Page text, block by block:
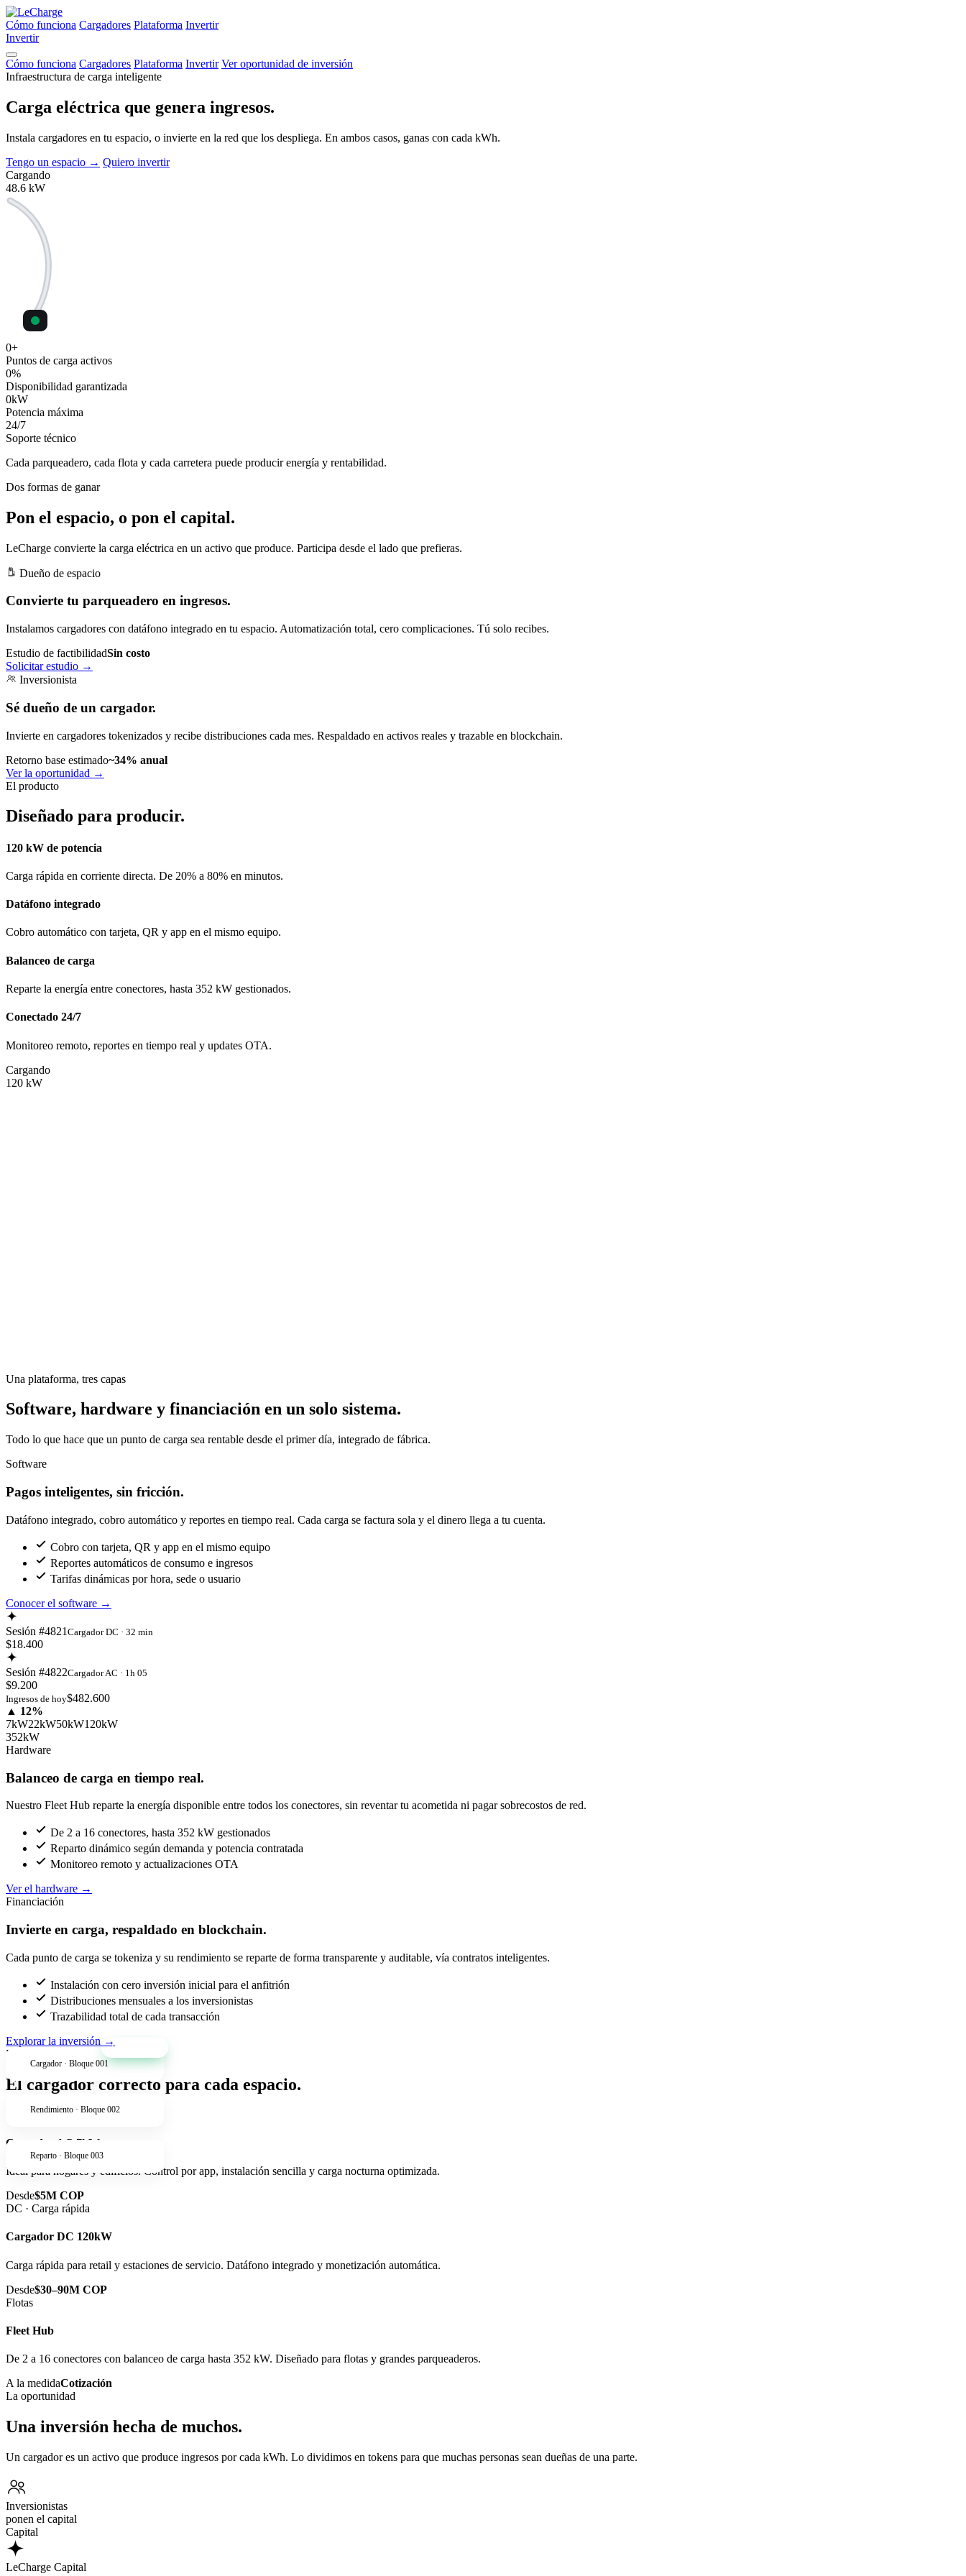
Cómo funciona Cargadores Plataforma Invertir
Invertir
Cómo funciona Cargadores Plataforma Invertir Ver oportunidad de inversión
Infraestructura de carga inteligente
Carga eléctrica que genera ingresos.
Instala cargadores en tu espacio, o invierte en la red que los despliega. En ambos casos, ganas con cada kWh.
Tengo un espacio → Quiero invertir
Cargando
48.6 kW
0+
Puntos de carga activos
0%
Disponibilidad garantizada
0kW
Potencia máxima
24/7
Soporte técnico
Cada parqueadero, cada flota y cada carretera puede producirenergía y rentabilidad.
Dos formas de ganar
Pon el espacio, o pon el capital.
LeCharge convierte la carga eléctrica en un activo que produce. Participa desde el lado que prefieras.
Dueño de espacio
Convierte tu parqueadero en ingresos.
Instalamos cargadores con datáfono integrado en tu espacio. Automatización total, cero complicaciones. Tú solo recibes.
Estudio de factibilidadSin costo
Solicitar estudio →
Inversionista
Sé dueño de un cargador.
Invierte en cargadores tokenizados y recibe distribuciones cada mes. Respaldado en activos reales y trazable en blockchain.
Retorno base estimado~34% anual
Ver la oportunidad →
El producto
Diseñado para producir.
120 kW de potencia
Carga rápida en corriente directa. De 20% a 80% en minutos.
Datáfono integrado
Cobro automático con tarjeta, QR y app en el mismo equipo.
Balanceo de carga
Reparte la energía entre conectores, hasta 352 kW gestionados.
Conectado 24/7
Monitoreo remoto, reportes en tiempo real y updates OTA.
Cargando
120 kW
Una plataforma, tres capas
Software, hardware y financiación en un solo sistema.
Todo lo que hace que un punto de carga sea rentable desde el primer día, integrado de fábrica.
Software
Pagos inteligentes, sin fricción.
Datáfono integrado, cobro automático y reportes en tiempo real. Cada carga se factura sola y el dinero llega a tu cuenta.
Cobro con tarjeta, QR y app en el mismo equipo
Reportes automáticos de consumo e ingresos
Tarifas dinámicas por hora, sede o usuario
Conocer el software →
Sesión #4821 Cargador DC · 32 min
$18.400
Sesión #4822Cargador AC · 1h 05
$9.200
Ingresos de hoy$482.600
▲ 12%
7kW22kW50kW120kW
352kW
Hardware
Balanceo de carga en tiempo real.
Nuestro Fleet Hub reparte la energía disponible entre todos los conectores, sin reventar tu acometida ni pagar sobrecostos de red.
De 2 a 16 conectores, hasta 352 kW gestionados
Reparto dinámico según demanda y potencia contratada
Monitoreo remoto y actualizaciones OTA
Ver el hardware →
Financiación
Invierte en carga, respaldado en blockchain.
Cada punto de carga se tokeniza y su rendimiento se reparte de forma transparente y auditable, vía contratos inteligentes.
Instalación con cero inversión inicial para el anfitrión
Distribuciones mensuales a los inversionistas
Trazabilidad total de cada transacción
Explorar la inversión →
+34% anual
Cargador · Bloque 001
Rendimiento · Bloque 002
Reparto · Bloque 003
Productos
El cargador correcto para cada espacio.
AC · Residencial
Cargador AC 7kW
Ideal para hogares y edificios. Control por app, instalación sencilla y carga nocturna optimizada.
Desde$5M COP
DC · Carga rápida
Cargador DC 120kW
Carga rápida para retail y estaciones de servicio. Datáfono integrado y monetización automática.
Desde$30–90M COP
Flotas
Fleet Hub
De 2 a 16 conectores con balanceo de carga hasta 352 kW. Diseñado para flotas y grandes parqueaderos.
A la medidaCotización
La oportunidad
Una inversión hecha de muchos.
Un cargador es un activo que produce ingresos por cada kWh. Lo dividimos en tokens para que muchas personas sean dueñas de una parte.
Inversionistas
ponen el capital
Capital
LeCharge Capital